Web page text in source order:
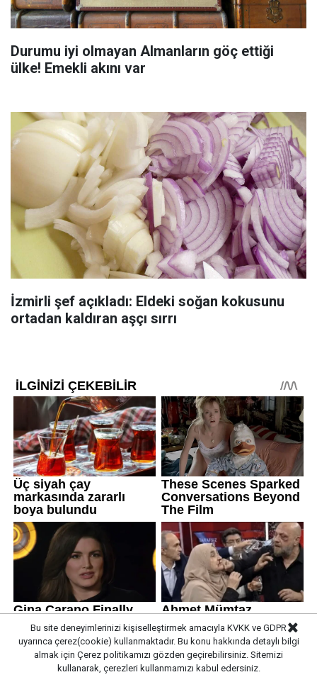
Durumu iyi olmayan Almanların göç ettiği
ülke! Emekli akını var
İzmirli şef açıkladı: Eldeki soğan kokusunu
ortadan kaldıran aşçı sırrı
Bu site deneyimlerinizi kişiselleştirmek amacıyla KVKK ve GDPR
uyarınca çerez(cookie) kullanmaktadır. Bu konu hakkında detaylı bilgi
almak için Çerez politikamızı gözden geçirebilirsiniz. Sitemizi
kullanarak, çerezleri kullanmamızı kabul edersiniz.